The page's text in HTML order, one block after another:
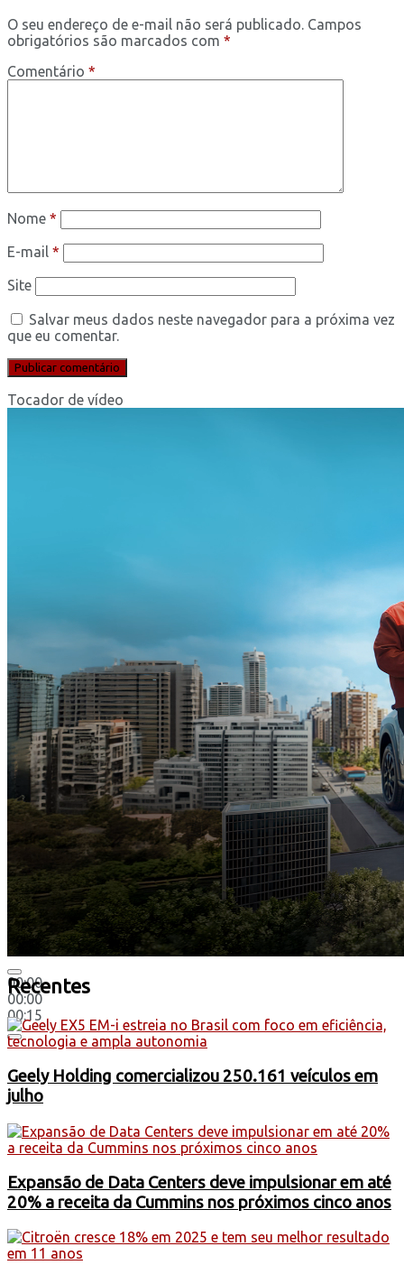
O seu endereço de e-mail não será publicado. Campos
obrigatórios são marcados com *
Comentário *
Nome *
E-mail *
Site
Salvar meus dados neste navegador para a próxima vez
que eu comentar.
Tocador de vídeo
00:00
00:00
00:15
Recentes
Geely Holding comercializou 250.161 veículos em
julho
Expansão de Data Centers deve impulsionar em até
20% a receita da Cummins nos próximos cinco anos